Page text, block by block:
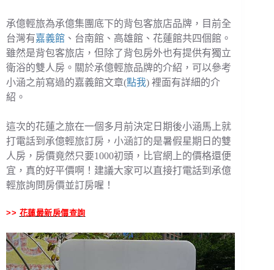
承億輕旅為承億集團底下的背包客旅店品牌，目前全
台灣有嘉義館 、台南館、高雄館、花蓮館共四個館。
雖然是背包客旅店，但除了背包房外也有提供有獨立
衛浴的雙人房。關於承億輕旅品牌的介紹，可以參考
小涵之前寫過的嘉義館文章(點我) 裡面有詳細的介
紹。
這次的花蓮之旅在一個多月前決定日期後小涵馬上就
打電話到承億輕旅訂房，小涵訂的是暑假星期日的雙
人房，房價竟然只要1000初頭，比官網上的價格還便
宜，真的好平價啊！建議大家可以直接打電話到承億
輕旅詢問房價並訂房喔！
>> 花蓮最新房價查詢